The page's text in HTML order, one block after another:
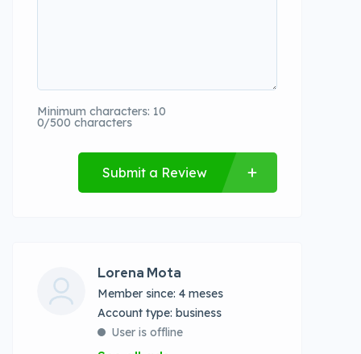
Minimum characters: 10
0/500 characters
Submit a Review
Lorena Mota
Member since: 4 meses
account type: business
User is offline